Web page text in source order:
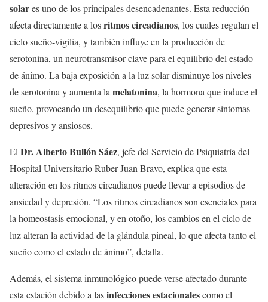
solares uno de los principales desencadenantes. Esta reducción
afecta directamente a losritmos circadianos, los cuales regulan el
ciclo sueño-vigilia, y también influye en la producción de
serotonina, un neurotransmisor clave para el equilibrio del estado
de ánimo. La baja exposición a la luz solar disminuye los niveles
de serotonina y aumenta la melatonina, la hormona que induce el
sueño, provocando un desequilibrio que puede generar síntomas
depresivos y ansiosos.
El Dr. Alberto Bullón Sáez, jefe del Servicio de Psiquiatría del
Hospital Universitario Ruber Juan Bravo, explica que esta
alteración en los ritmos circadianos puede llevar a episodios de
ansiedad y depresión. “Los ritmos circadianos son esenciales para
la homeostasis emocional, y en otoño, los cambios en el ciclo de
luz alteran la actividad de la glándula pineal, lo que afecta tanto el
sueño como el estado de ánimo”, detalla.
Además, el sistema inmunológico puede verse afectado durante
esta estación debido a lasinfecciones estacionalescomo el